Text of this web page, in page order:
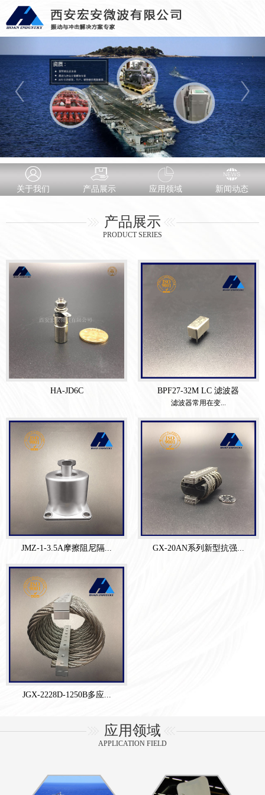
关于我们 产品展示 应用领域 新闻动态
产品展示
PRODUCT SERIES
HA-JD6C BPF27-32M LC 滤波器
滤波器常用在变...
JMZ-1-3.5A摩擦阻尼隔... GX-20AN系列新型抗强...
JGX-2228D-1250B多应...
应用领域
APPLICATION FIELD